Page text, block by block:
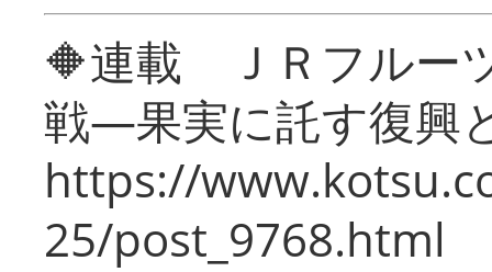
🔶連載 ＪＲフルー
戦―果実に託す復興
https://
25/post_9768.html